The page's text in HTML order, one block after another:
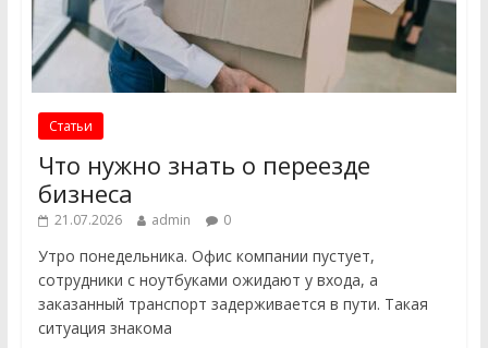
Статьи
Что нужно знать о переезде
бизнеса
21.07.2026 admin 0
Утро понедельника. Офис компании пустует,
сотрудники с ноутбуками ожидают у входа, а
заказанный транспорт задерживается в пути. Такая
ситуация знакома